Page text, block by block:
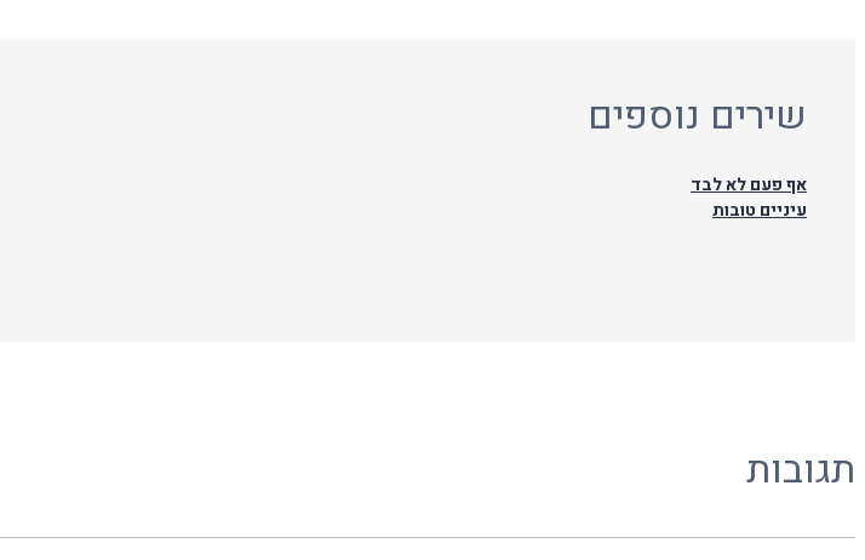
שירים נוספים
אף פעם לא לבד
עיניים טובות
תגובות